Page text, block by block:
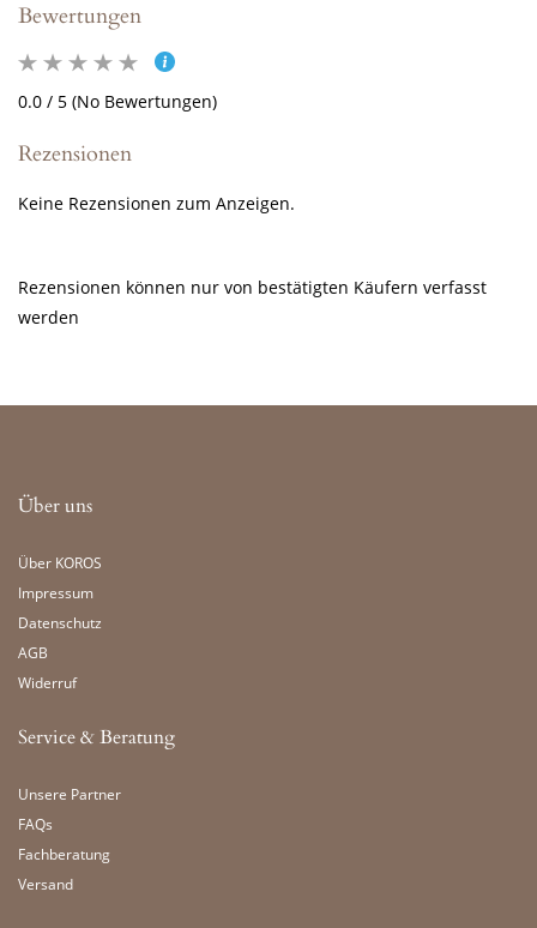
Bewertungen
0.0 / 5 (No Bewertungen)
Rezensionen
Keine Rezensionen zum Anzeigen.
Rezensionen können nur von bestätigten Käufern verfasst
werden
Über uns
Über KOROS
Impressum
Datenschutz
AGB
Widerruf
Service & Beratung
Unsere Partner
FAQs
Fachberatung
Versand